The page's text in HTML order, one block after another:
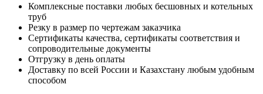
Комплексные поставки любых бесшовных и котельных
труб
Резку в размер по чертежам заказчика
Сертификаты качества, сертификаты соответствия и
сопроводительные документы
Отгрузку в день оплаты
Доставку по всей России и Казахстану любым удобным
способом